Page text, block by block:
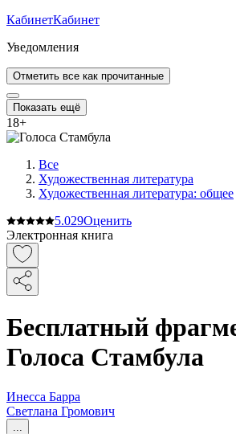
КабинетКабинет
Уведомления
Отметить все как прочитанные
Показать ещё
18+
Все
Художественная литература
Художественная литература: общее
5.029Оценить
Электронная книга
Бесплатный
Голоса Стамбула
Инесса Барра
Светлана Громович